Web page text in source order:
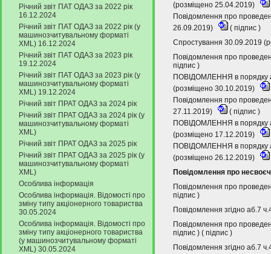
Річний звіт ПАТ ОДАЗ за 2022 рік
16.12.2024
Річний звіт ПАТ ОДАЗ за 2022 рік (у
машинозчитувальному форматі
XML) 16.12.2024
Річний звіт ПАТ ОДАЗ за 2023 рік
19.12.2024
Річний звіт ПАТ ОДАЗ за 2023 рік (у
машинозчитувальному форматі
XML) 19.12.2024
Річний звіт ПРАТ ОДАЗ за 2024 рік
Річний звіт ПРАТ ОДАЗ за 2024 рік (у
машинозчитувальному форматі
XML)
Річний звіт ПРАТ ОДАЗ за 2025 рік
Річний звіт ПРАТ ОДАЗ за 2025 рік (у
машинозчитувальному форматі
XML)
Особлива інформація
Особлива інформація. Відомості про
зміну типу акціонерного товариства
30.05.2024
Особлива інформація. Відомості про
зміну типу акціонерного товариства
(у машинозчитувальному форматі
XML) 30.05.2024
(розміщено 25.04.2019)
Повідомлення про
26.09.2019)
( підпис )
Спростування 30.09.2019
Повідомлення про
підпис )
ПОВІДОМЛЕННЯ в порядку
(розміщено 30.10.2019)
Повідомлення про
27.11.2019)
( підпис )
ПОВІДОМЛЕННЯ в порядку
(розміщено 17.12.2019)
ПОВІДОМЛЕННЯ в порядку
(розміщено 26.12.2019)
Повідомлення про
Повідомлення про
підпис )
Повідомлення згідно аб.7
Повідомлення про
підпис ) ( підпис )
Повідомлення згідно аб.7